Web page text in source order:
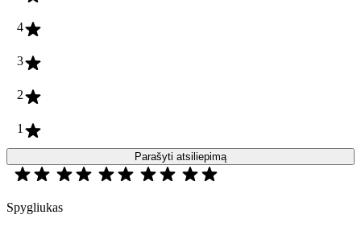
4
3
2
1
Parašyti atsiliepimą
Spygliukas